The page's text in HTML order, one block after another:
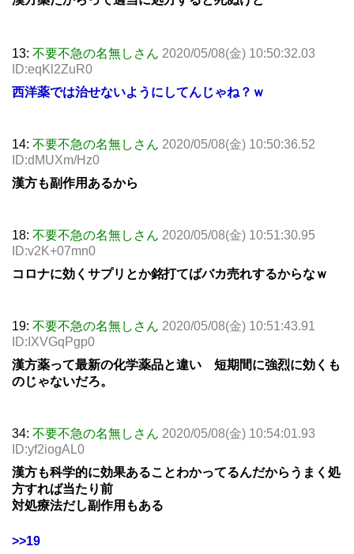
13: 不要不急の名無しさん 2020/05/08(金) 10:50:32.03
ID:eqKl2ZuR0
西洋薬では治せないようにしてんじゃね？ｗ
14: 不要不急の名無しさん 2020/05/08(金) 10:50:36.52
ID:dMUXm/Hz0
漢方も副作用あるから
18: 不要不急の名無しさん 2020/05/08(金) 10:51:30.95
ID:v2K+07mn0
コロナに効くサプリとか銘打てばバカ売れするからなｗ
19: 不要不急の名無しさん 2020/05/08(金) 10:51:43.91
ID:IXVGqPgp0
漢方薬って最新の化学薬品と違い 短期間に強烈に効くも
のじゃないだろ。
34: 不要不急の名無しさん 2020/05/08(金) 10:54:01.93
ID:yf2iogAL0
漢方も科学的に効果あることわかってるんだからうまく処
方すれば当たり前
対処療法だし副作用もある
>>19